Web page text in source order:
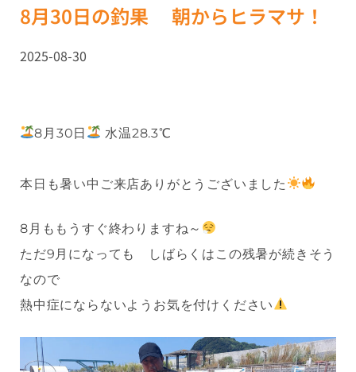
8月30日の釣果 朝からヒラマサ！
2025-08-30
8月30日 水温28.3℃
本日も暑い中ご来店ありがとうございました
8月ももうすぐ終わりますね～
ただ9月になっても しばらくはこの残暑が続きそう
なので
熱中症にならないようお気を付けください